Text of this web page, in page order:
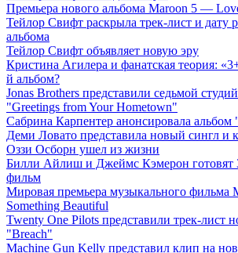
Премьера нового альбома Maroon 5 —
Тейлор Свифт раскрыла трек-лист и дату
альбома
Тейлор Свифт объявляет новую эру
Кристина Агилера и фанатская теория:
й альбом?
Jonas Brothers представили седьмой
"Greetings from Your Hometown"
Сабрина Карпентер анонсировала альбом
Деми Ловато представила новый сингл и
Оззи Осборн ушел из жизни
Билли Айлиш и Джеймс Кэмерон готовят
фильм
Мировая премьера музыкального
Something Beautiful
Twenty One Pilots представили трек-лист
"Breach"
Machine Gun Kelly представил клип на